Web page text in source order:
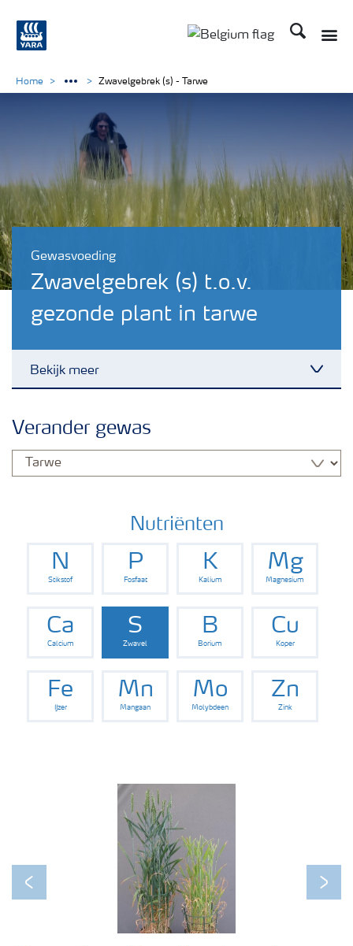
Zoek op
Gewasvoeding
Zwavelgebrek (s) t.o.v.
gezonde plant in tarwe
Bekijk meer
Gewassen
Toolbox
Grow the future
Home Zwavelgebrek (s) - Tarwe
Verander gewas
Nutriënten
N
Stikstof
P
Fosfaat
K
Kalium
Mg
Magnesium
Ca
Calcium
S
Zwavel
B
Borium
Cu
Koper
Fe
IJzer
Mn
Mangaan
Mo
Molybdeen
Zn
Zink
Previous Next